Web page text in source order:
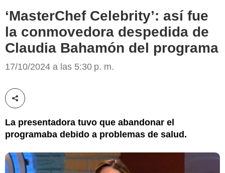
‘MasterChef Celebrity’: así fue
la conmovedora despedida de
Claudia Bahamón del programa
17/10/2024 a las 5:30 p. m.
Compartir esta noticia
La presentadora tuvo que abandonar el
programaba debido a problemas de salud.
X